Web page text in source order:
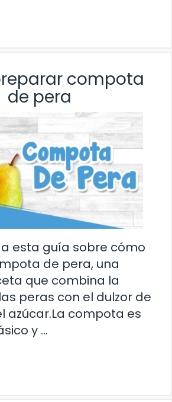
compota
de pera
esta guía sobre cómo
de pera, una
que combina la
peras con el dulzor de
azúcar.La compota es
y …